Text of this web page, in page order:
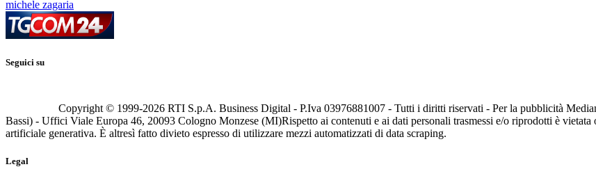
michele zagaria
Seguici su
Copyright © 1999-2026 RTI S.p.A. Business Digital - P.Iva 03976881007 - Tutti i diritti riservati - Per la pubblicità
Bassi) - Uffici Viale Europa 46, 20093 Cologno Monzese (MI)Rispetto ai contenuti e ai dati personali trasmessi e/o riprodotti è
artificiale generativa. È altresì fatto divieto espresso di utilizzare mezzi automatizzati di data scraping.
Legal